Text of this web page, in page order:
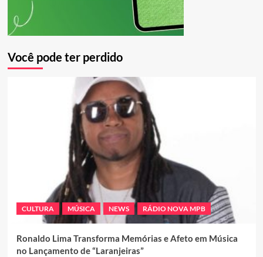
Você pode ter perdido
CULTURA MÚSICA NEWS RÁDIO NOVA MPB
Ronaldo Lima Transforma Memórias e Afeto em Música
no Lançamento de “Laranjeiras”